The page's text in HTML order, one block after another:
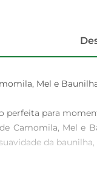
Mel e
perfeita para
Camomila, Mel e
da